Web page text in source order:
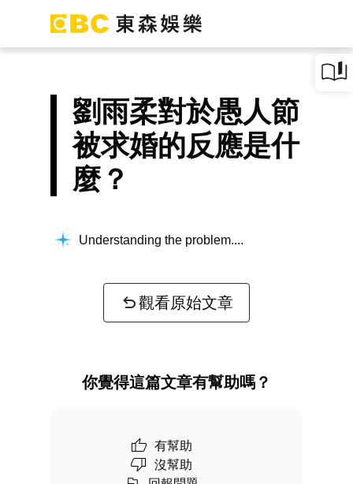
劉雨柔對於愚人節
被求婚的反應是什
麼？
Understanding the problem...
觀看原始文章
你覺得這篇文章有幫助嗎？
有幫助
沒幫助